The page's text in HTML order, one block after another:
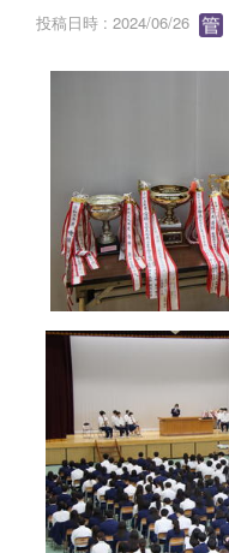
投稿日時 : 2024/06/26